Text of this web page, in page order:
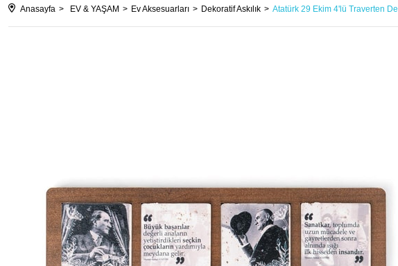
Anasayfa EV & YAŞAM Ev Aksesuarları Dekoratif Askılık Atatürk 29 Ekim 4'lü Traverten